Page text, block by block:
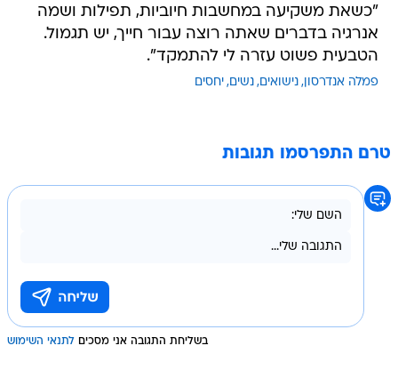
"כשאת משקיעה במחשבות חיוביות, תפילות ושמה
אנרגיה בדברים שאתה רוצה עבור חייך, יש תגמול.
הטבעית פשוט עזרה לי להתמקד".
פמלה אנדרסון נישואים נשים יחסים
טרם התפרסמו תגובות
בשליחת התגובה אני מסכים לתנאי השימוש